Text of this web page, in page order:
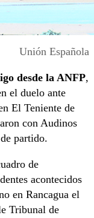
Unión Española
desde la ANFP,
el duelo ante
El Teniente de
con Audinos
partido.
de
acontecidos
en Rancagua el
Tribunal de